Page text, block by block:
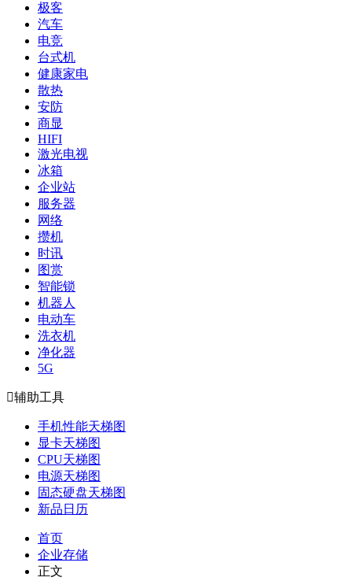
极客
汽车
电竞
台式机
健康家电
散热
安防
商显
HIFI
激光电视
冰箱
企业站
服务器
网络
攒机
时讯
图赏
智能锁
机器人
电动车
洗衣机
净化器
5G
辅助工具
手机性能天梯图
显卡天梯图
CPU天梯图
电源天梯图
固态硬盘天梯图
新品日历
首页
企业存储
正文